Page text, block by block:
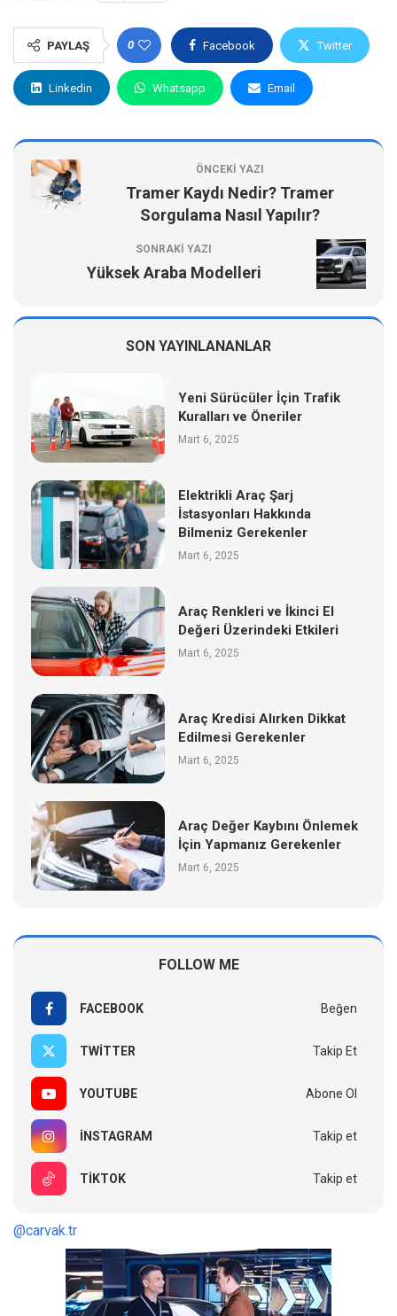
PAYLAŞ 0 Facebook Twitter
Linkedin Whatsapp Email
ÖNCEKI YAZI
Tramer Kaydı Nedir? Tramer
Sorgulama Nasıl Yapılır?
SONRAKI YAZI
Yüksek Araba Modelleri
SON YAYINLANANLAR
Yeni Sürücüler İçin Trafik
Kuralları ve Öneriler
Mart 6, 2025
Elektrikli Araç Şarj
İstasyonları Hakkında
Bilmeniz Gerekenler
Mart 6, 2025
Araç Renkleri ve İkinci El
Değeri Üzerindeki Etkileri
Mart 6, 2025
Araç Kredisi Alırken Dikkat
Edilmesi Gerekenler
Mart 6, 2025
Araç Değer Kaybını Önlemek
İçin Yapmanız Gerekenler
Mart 6, 2025
FOLLOW ME
FACEBOOK Beğen
TWITTER Takip Et
YOUTUBE Abone Ol
INSTAGRAM Takip et
TIKTOK Takip et
@carvak.tr